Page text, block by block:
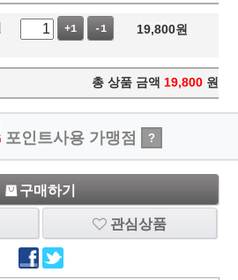
+1 -1 19,800원
총 상품 금액 19,800 원
포인트사용 가맹점 ?
구매하기
관심상품